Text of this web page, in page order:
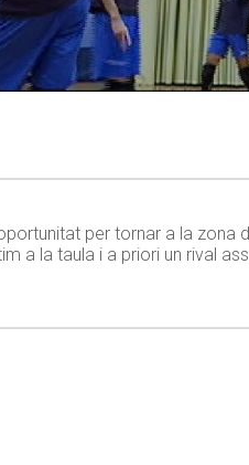
per tornar a la zona
a la taula i a priori un rival